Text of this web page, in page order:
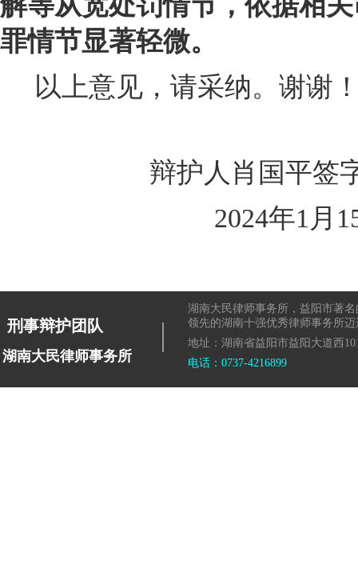
罪情节显著轻微。
以上意见，请采纳。谢谢
辩护人肖国平签
2024年1月
刑事辩护团队
湖南大民律师事务所
|
湖南大民律师事务所，益阳市著
领先的湖南十强优秀律师事务所迈
地址：湖南省益阳市益阳大道西
电话：0737-4216899